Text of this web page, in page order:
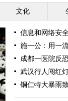
文化
信息和网络安
施一公：用一
成都一医院反
武汉行人闯红
铜仁特大暴雨